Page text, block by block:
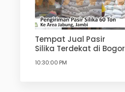
Tempat Jual Pasir
Silika Terdekat di Bogor
10:30:00 PM